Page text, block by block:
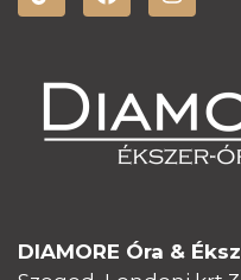
DIAMORE Óra &